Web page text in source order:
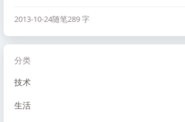
分类
技术
生活
System.out.println(``"hello-world"``); } …
2013-10-24随笔289 字